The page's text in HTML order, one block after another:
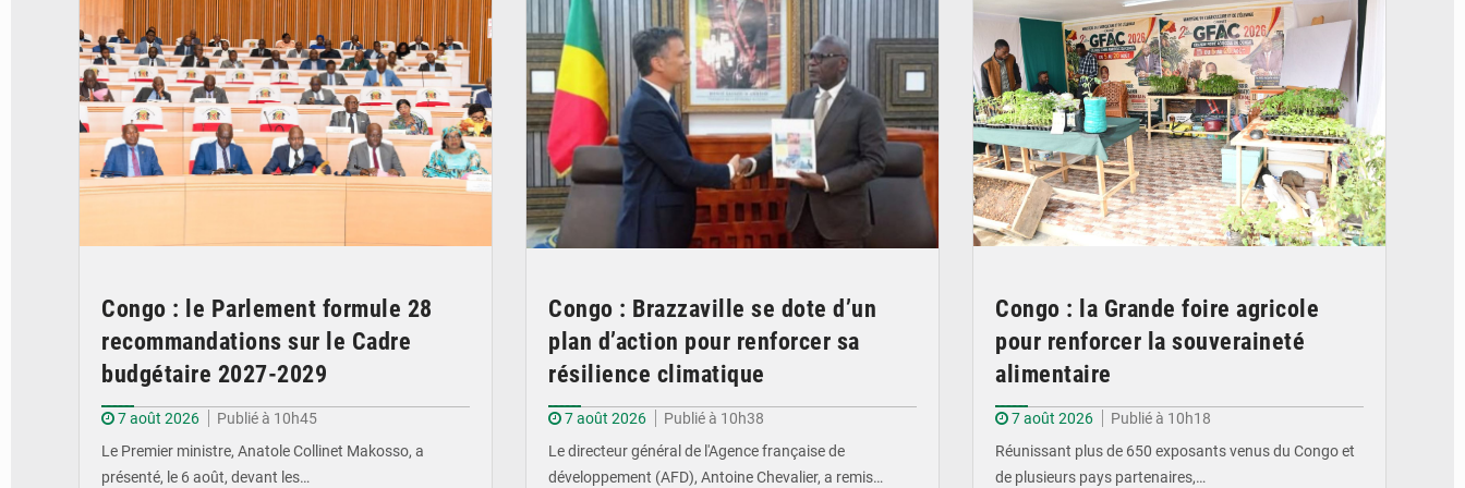
Congo : le Parlement formule 28
recommandations sur le Cadre
budgétaire 2027-2029
7 août 2026
Publié à 10h45
Le Premier ministre, Anatole Collinet Makosso, a
présenté, le 6 août, devant les…
Congo : Brazzaville se dote d’un
plan d’action pour renforcer sa
résilience climatique
7 août 2026
Publié à 10h38
Le directeur général de l'Agence française de
développement (AFD), Antoine Chevalier, a remis…
Congo : la Grande foire agricole
pour renforcer la souveraineté
alimentaire
7 août 2026
Publié à 10h18
Réunissant plus de 650 exposants venus du Congo et
de plusieurs pays partenaires,…